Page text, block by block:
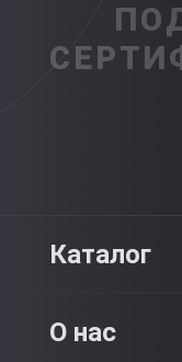
Каталог
О нас